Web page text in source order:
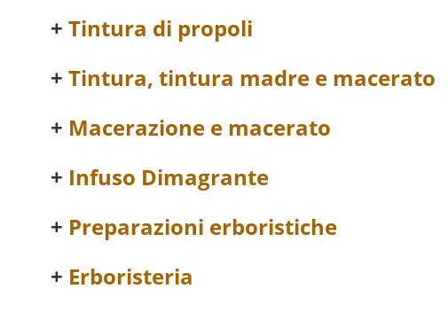
Tintura di propoli
Tintura, tintura madre e macerato
Macerazione e macerato
Infuso Dimagrante
Preparazioni erboristiche
Erboristeria